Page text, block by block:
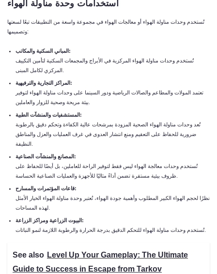
استخدامات وحدة مناولة الهواء
تُستخدم وحدات مناولة الهواء أو معالجات الهواء في مجموعة واسعة من التطبيقات تبعًا لسعتها
وتصميمها:
المباني السكنية والمكاتب:
تُستخدم وحدات مناولة الهواء المركزية في الأبراج والمجمعات السكنية لتأمين التكييف
المراكز التجارية والترفيهية:
تعتمد المولات والمطاعم والصالات الرياضية ودور السينما على وحدات مناولة الهواء لتوفير
المستشفيات والمنشآت الطبية:
تُعد وحدات مناولة الهواء الصحية المزودة بمرشحات عالية الكفاءة وتحكم دقيق بالرطوبة
ضرورية للحفاظ على التعقيم ومنع انتشار العدوى في غرف العمليات والعزل والمناطق
المصانع والمنشآت الصناعية:
تُستخدم وحدات معالجة الهواء ليس فقط لتوفير الراحة للعاملين، بل أيضًا للحفاظ على
قاعات المؤتمرات والمسارح:
نظرًا لحجم الهواء الكبير المطلوب وأهمية جودة الهواء، تُعتبروحدة مناولة الهواء الخيار الأمثل
لهذه المساحات.
البيوت الزراعية ومراكز الزراعة:
تُستخدم وحدات مناولة الهواء للتحكم الدقيق بدرجة الحرارة والرطوبة اللازمة لنمو النباتات.
See also Level Up Your Gameplay: The Ultimate
Guide to Success in Escape from Tarkov